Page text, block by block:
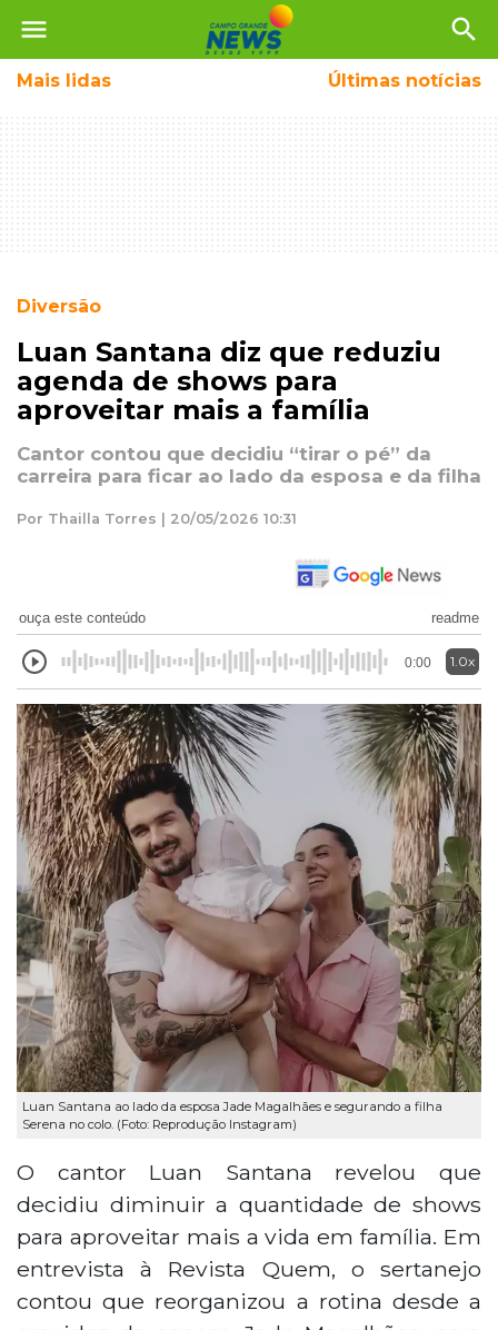
menu search
Mais lidas Últimas notícias
Diversão
Luan Santana diz que reduziu
agenda de shows para
aproveitar mais a família
Cantor contou que decidiu “tirar o pé” da
carreira para ficar ao lado da esposa e da filha
Por Thailla Torres | 20/05/2026 10:31
ouça este conteúdo readme
0:00 1.0x
Luan Santana ao lado da esposa Jade Magalhães e segurando a filha
Serena no colo. (Foto: Reprodução Instagram)
O cantor Luan Santana revelou que
decidiu diminuir a quantidade de shows
para aproveitar mais a vida em família. Em
entrevista à Revista Quem, o sertanejo
contou que reorganizou a rotina desde a